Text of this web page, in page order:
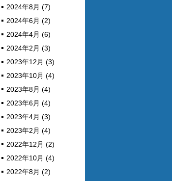
2024年8月 (7)
2024年6月 (2)
2024年4月 (6)
2024年2月 (3)
2023年12月 (3)
2023年10月 (4)
2023年8月 (4)
2023年6月 (4)
2023年4月 (3)
2023年2月 (4)
2022年12月 (2)
2022年10月 (4)
2022年8月 (2)